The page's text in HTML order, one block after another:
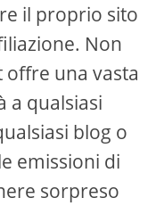
il proprio sito
Non
una vasta
a qualsiasi
blog o
emissioni di
sorpreso